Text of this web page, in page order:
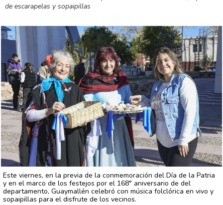
de escarapelas y sopaipillas
Este viernes, en la previa de la conmemoración del Día de la Patria
y en el marco de los festejos por el 168° aniversario de del
departamento, Guaymallén celebró con música folclórica en vivo y
sopaipillas para el disfrute de los vecinos.